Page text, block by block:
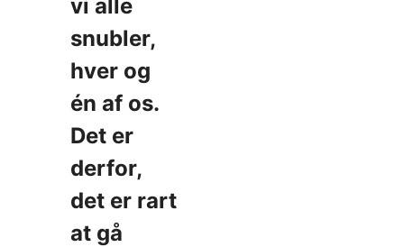
vi alle
snubler,
hver og
én af os.
Det er
derfor,
det er rart
at gå